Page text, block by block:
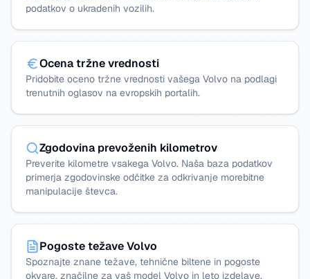
podatkov o ukradenih vozilih.
Ocena tržne vrednosti
Pridobite oceno tržne vrednosti vašega Volvo na podlagi
trenutnih oglasov na evropskih portalih.
Zgodovina prevoženih kilometrov
Preverite kilometre vsakega Volvo. Naša baza podatkov
primerja zgodovinske odčitke za odkrivanje morebitne
manipulacije števca.
Pogoste težave Volvo
Spoznajte znane težave, tehnične biltene in pogoste
okvare, značilne za vaš model Volvo in leto izdelave.